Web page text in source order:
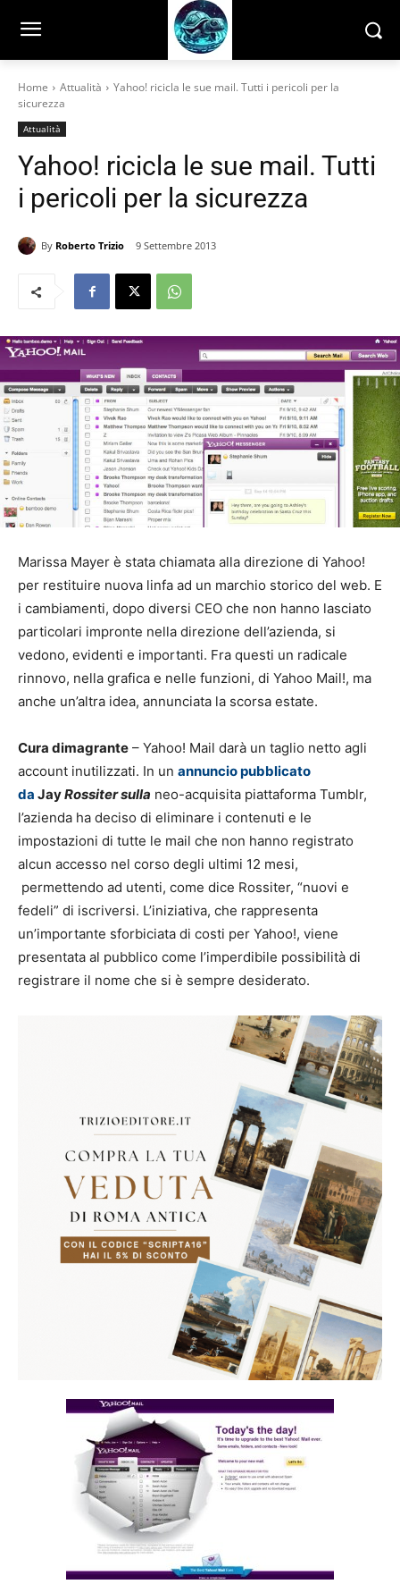
Home Attualità
Yahoo! ricicla le sue mail. Tutti i pericoli per la
sicurezza
Attualità
Yahoo! ricicla le sue mail. Tutti
i pericoli per la sicurezza
By Roberto Trizio 9 Settembre 2013
Marissa Mayer è stata chiamata alla direzione di Yahoo!
per restituire nuova linfa ad un marchio storico del web. E
i cambiamenti, dopo diversi CEO che non hanno lasciato
particolari impronte nella direzione dell’azienda, si
vedono, evidenti e importanti. Fra questi un radicale
rinnovo, nella grafica e nelle funzioni, di Yahoo Mail!, ma
anche un’altra idea, annunciata la scorsa estate.
Cura dimagrante – Yahoo! Mail darà un taglio netto agli
account inutilizzati. In un annuncio pubblicato
da JayRossiter sulla neo-acquisita piattaforma Tumblr,
l’azienda ha deciso di eliminare i contenuti e le
impostazioni di tutte le mail che non hanno registrato
alcun accesso nel corso degli ultimi 12 mesi,
permettendo ad utenti, come dice Rossiter, “nuovi e
fedeli” di iscriversi. L’iniziativa, che rappresenta
un’importante sforbiciata di costi per Yahoo!, viene
presentata al pubblico come l’imperdibile possibilità di
registrare il nome che si è sempre desiderato.